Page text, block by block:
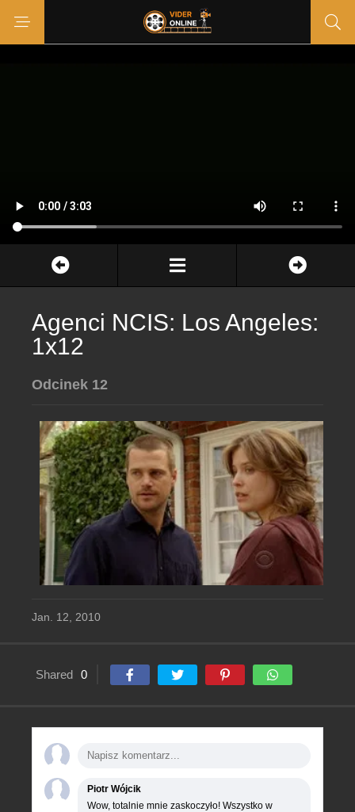
Agenci NCIS: Los Angeles:
1x12
Odcinek 12
Jan. 12, 2010
Shared 0
Piotr Wójcik
Wow, totalnie mnie zaskoczyło! Wszystko w